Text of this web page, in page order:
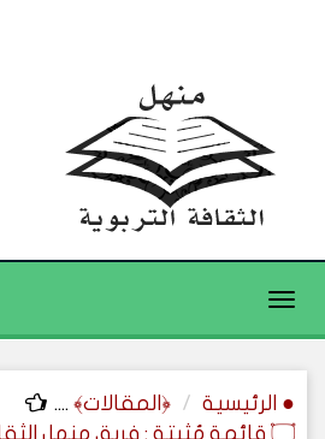
Toggle
● الرئيسية ﴿المقالات﴾ ....
۝ قائمة مُثبتة : فريق منهل الثقافة التربوية.